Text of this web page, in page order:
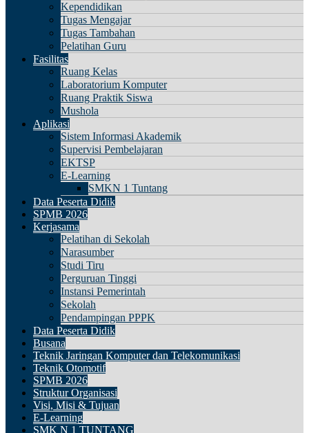
Kependidikan
Tugas Mengajar
Tugas Tambahan
Pelatihan Guru
Fasilitas
Ruang Kelas
Laboratorium Komputer
Ruang Praktik Siswa
Mushola
Aplikasi
Sistem Informasi Akademik
Supervisi Pembelajaran
EKTSP
E-Learning
SMKN 1 Tuntang
Data Peserta Didik
SPMB 2026
Kerjasama
Pelatihan di Sekolah
Narasumber
Studi Tiru
Perguruan Tinggi
Instansi Pemerintah
Sekolah
Pendampingan PPPK
Data Peserta Didik
Busana
Teknik Jaringan Komputer dan Telekomunikasi
Teknik Otomotif
SPMB 2026
Struktur Organisasi
Visi, Misi & Tujuan
E-Learning
SMK N 1 TUNTANG